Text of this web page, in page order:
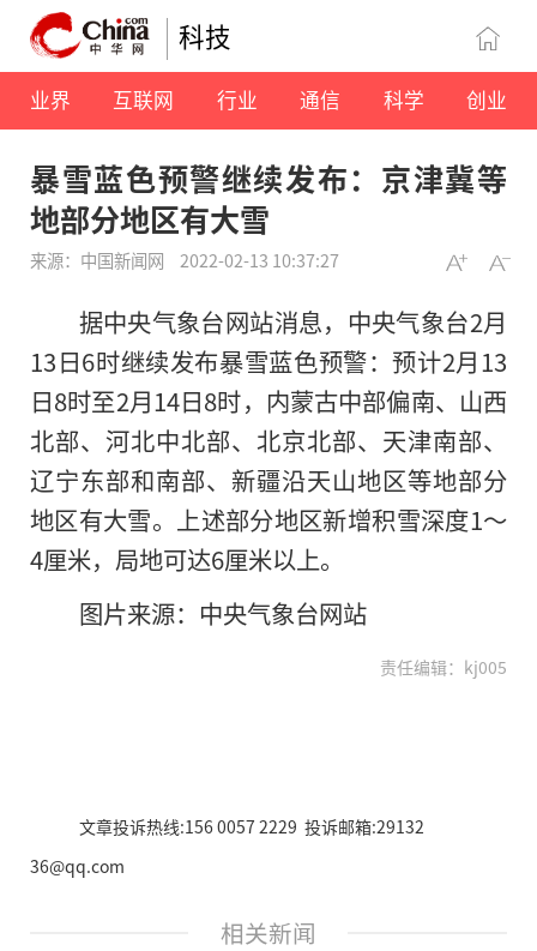
科技
业界 互联网 行业 通信 科学 创业
暴雪蓝色预警继续发布：京津冀等
地部分地区有大雪
来源：中国新闻网 2022-02-13 10:37:27
据中央气象台网站消息，中央气象台2月
13日6时继续发布暴雪蓝色预警：预计2月13
日8时至2月14日8时，内蒙古中部偏南、山西
北部、河北中北部、北京北部、天津南部、
辽宁东部和南部、新疆沿天山地区等地部分
地区有大雪。上述部分地区新增积雪深度1～
4厘米，局地可达6厘米以上。
图片来源：中央气象台网站
责任编辑：kj005
文章投诉热线:156 0057 2229 投诉邮箱:29132
36@qq.com
相关新闻